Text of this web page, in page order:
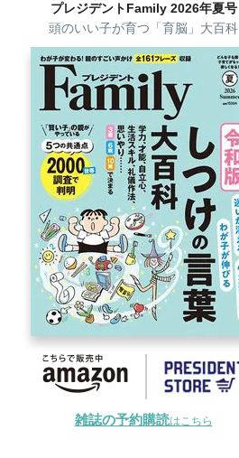
プレジデントFamily 2026年夏号
頭のいい子が育つ「育脳」大百科
雑誌の予約購読はこちら